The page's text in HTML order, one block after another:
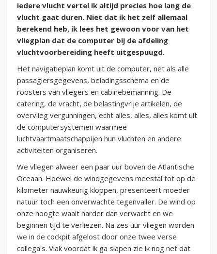
iedere vlucht vertel ik altijd precies hoe lang de
vlucht gaat duren. Niet dat ik het zelf allemaal
berekend heb, ik lees het gewoon voor van het
vliegplan dat de computer bij de afdeling
vluchtvoorbereiding heeft uitgespuugd.
Het navigatieplan komt uit de computer, net als alle
passagiersgegevens, beladingsschema en de
roosters van vliegers en cabinebemanning. De
catering, de vracht, de belastingvrije artikelen, de
overvlieg vergunningen, echt alles, alles, alles komt uit
de computersystemen waarmee
luchtvaartmaatschappijen hun vluchten en andere
activiteiten organiseren.
We vliegen alweer een paar uur boven de Atlantische
Oceaan. Hoewel de windgegevens meestal tot op de
kilometer nauwkeurig kloppen, presenteert moeder
natuur toch een onverwachte tegenvaller. De wind op
onze hoogte waait harder dan verwacht en we
beginnen tijd te verliezen. Na zes uur vliegen worden
we in de cockpit afgelost door onze twee verse
collega's. Vlak voordat ik ga slapen zie ik nog net dat